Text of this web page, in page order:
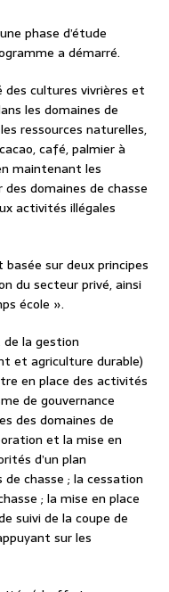
phase d’étude
a démarré.
cultures vivrières et
les domaines de
ressources naturelles,
café, palmier à
maintenant les
domaines de chasse
activités illégales
sur deux principes
du secteur privé, ainsi
école ».
la gestion
et agriculture durable)
en place des activités
de gouvernance
des domaines de
et la mise en
d’un plan
chasse ; la cessation
; la mise en place
suivi de la coupe de
sur les